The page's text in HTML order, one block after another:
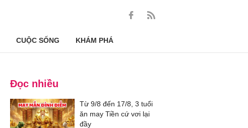
CUỘC SỐNG KHÁM PHÁ
Đọc nhiều
Từ 9/8 đến 17/8, 3 tuổi
ăn may Tiền cứ vơi lại
đầy